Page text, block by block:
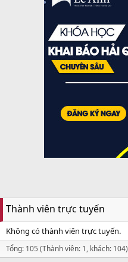
Thành viên trực tuyến
Không có thành viên trực tuyến.
Tổng: 105 (Thành viên: 1, khách: 104)